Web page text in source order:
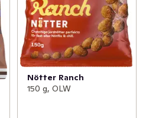
Nötter Ranch
150 g, OLW